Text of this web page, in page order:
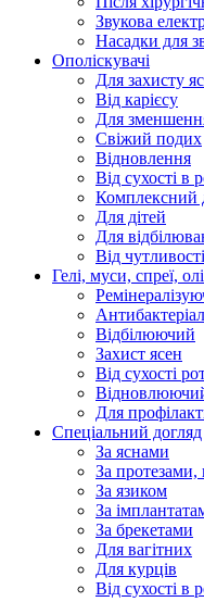
Звукова
Насадки для
Ополіскувачі
Для захисту
Від карієсу
Для
Свіжий подих
Відновлення
Від сухості в
Комплексний
Для дітей
Для
Від
Гелі, муси, спреї,
Відбілюючий
Захист ясен
Від сухості
Для
Спеціальний догляд
За яснами
За протезами,
За язиком
За
За брекетами
Для вагітних
Для курців
Від сухості в